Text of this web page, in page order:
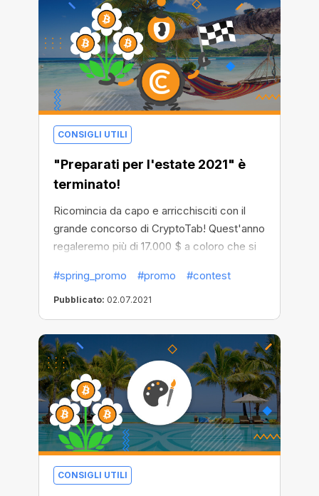
CONSIGLI UTILI
"Preparati per l'estate 2021" è
terminato!
Ricomincia da capo e arricchisciti con il
grande concorso di CryptoTab! Quest'anno
regaleremo più di 17.000 $ a coloro che si
utenti. Invita il maggior numero di persone
possibile per vincere uno dei 5 premi
principali!
#spring_promo #promo #contest
Pubblicato: 02.07.2021
CONSIGLI UTILI